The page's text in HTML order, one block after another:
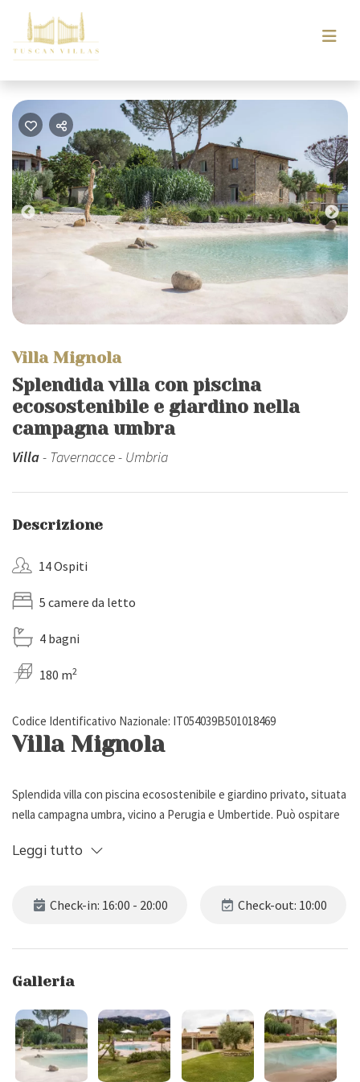
Previous
Villa Mignola
Splendida villa con piscina
ecosostenibile e giardino nella
campagna umbra
Villa- Tavernacce - Umbria
Descrizione
14 Ospiti
5 camere da letto
4 bagni
180 m2
Codice Identificativo Nazionale: IT054039B501018469
Villa Mignola
Splendida villa con piscina ecosostenibile e giardino privato, situata
nella campagna umbra, vicino a Perugia e Umbertide. Può ospitare
colline, vicino a Perugia e Umbertide.
dispone di vari patii attrezzati con tavolo da pranzo, per piacevoli
pranzi/cene all'aria aperta.
Gli spazi esterni sono impreziositi da una bellissima piscina
ecosostenibile (14 x 9 m, profondità 1,40 m), aperta da inizio Maggio
a fine Ottobre e dotata di bagnasciuga, ombrelloni, gazebo, lettini
Leggi tutto
Check-in: 16:00 - 20:00 Check-out: 10:00
Galleria